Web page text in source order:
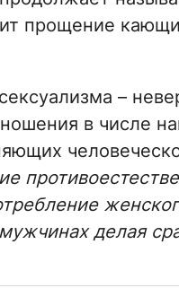
прощение
–
в числе
делая